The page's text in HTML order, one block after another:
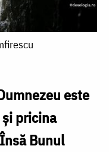
este
pricina
Bunul